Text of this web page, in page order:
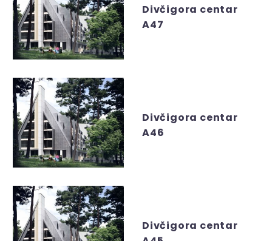
Divčigora centar
A47
Divčigora centar
A46
Divčigora centar